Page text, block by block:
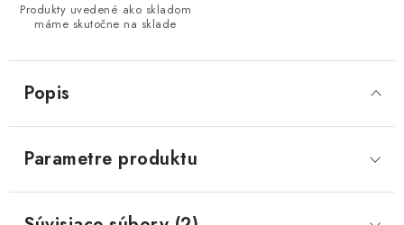
Produkty uvedené ako skladom
máme skutočne na sklade
Popis
Parametre produktu